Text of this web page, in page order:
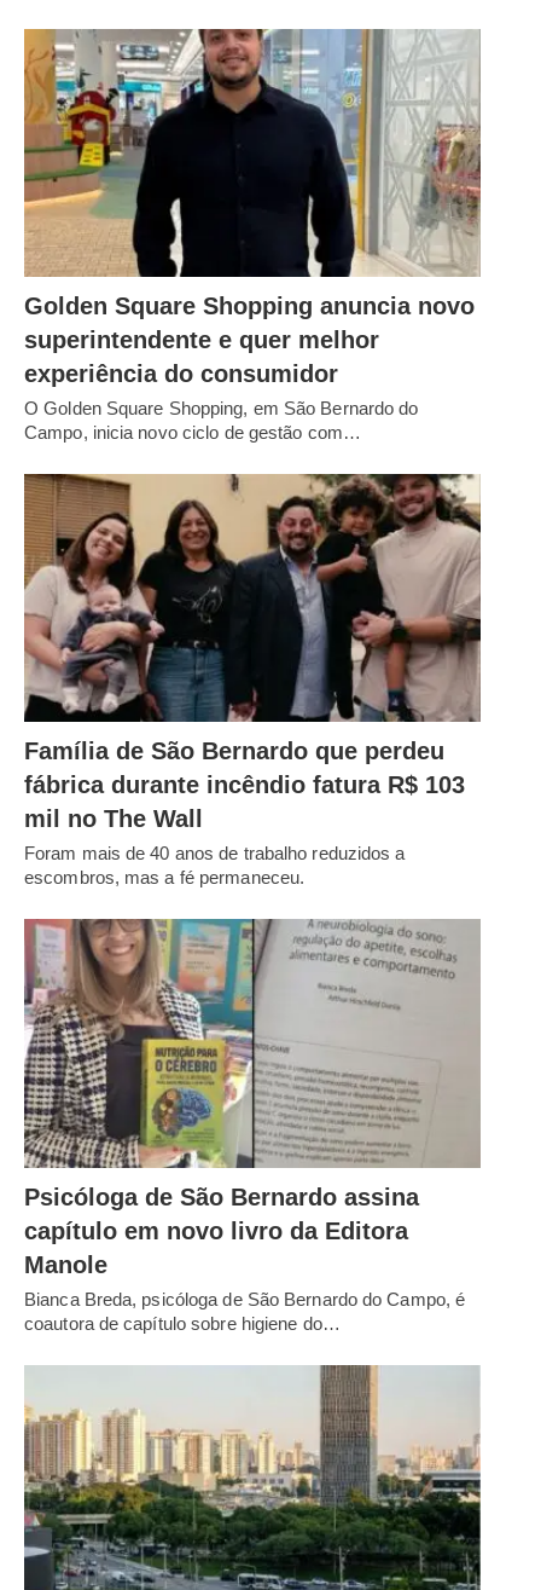
Golden Square Shopping anuncia novo
superintendente e quer melhor
experiência do consumidor
O Golden Square Shopping, em São Bernardo do
Campo, inicia novo ciclo de gestão com…
Família de São Bernardo que perdeu
fábrica durante incêndio fatura R$ 103
mil no The Wall
Foram mais de 40 anos de trabalho reduzidos a
escombros, mas a fé permaneceu.
Psicóloga de São Bernardo assina
capítulo em novo livro da Editora
Manole
Bianca Breda, psicóloga de São Bernardo do Campo, é
coautora de capítulo sobre higiene do…